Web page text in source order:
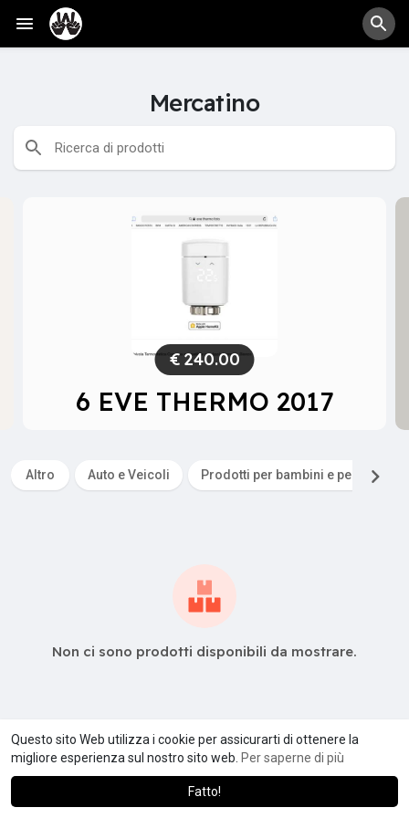
Questo sito Web utilizza i cookie per assicurarti di ottenere la
migliore esperienza sul nostro sito web. Per saperne di più
Fatto!
Mercatino
6 EVE THERMO 2017
€ 240.00
Altro Auto e Veicoli Prodotti per bambini e per
Non ci sono prodotti disponibili da mostrare.